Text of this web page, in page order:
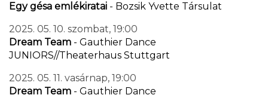
Egy gésa emlékiratai - Bozsik Yvette Társulat
2025. 05. 10. szombat, 19:00
Dream Team - Gauthier Dance
JUNIORS//Theaterhaus Stuttgart
2025. 05. 11. vasárnap, 19:00
Dream Team - Gauthier Dance